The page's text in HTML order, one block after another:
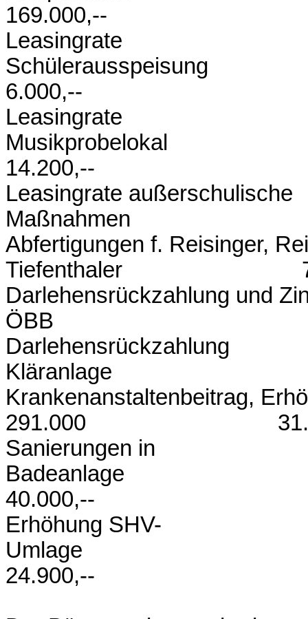
169.000,--
Leasingrate
6.000,--
Leasingrate
14.200,--
Leasingrate außerschulische
Abfertigungen f. Reisinger,
Tiefenthaler
Darlehensrückzahlung und
ÖBB
Darlehensrückzahlung
Krankenanstaltenbeitrag,
291.000
Sanierungen in
40.000,--
Erhöhung SHV-
24.900,--